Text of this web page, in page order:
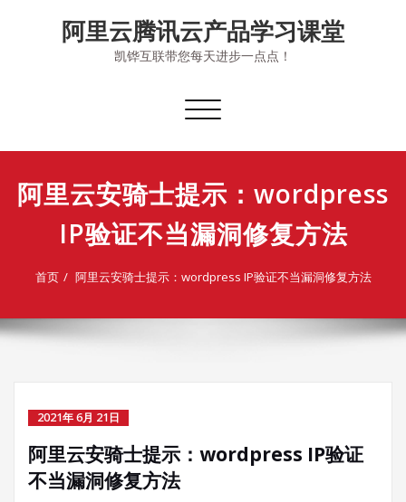
阿里云腾讯云产品学习课堂
凯铧互联带您每天进步一点点！
切
导
阿里云安骑士提示：wordpress
IP验证不当漏洞修复方法
首页 阿里云安骑士提示：wordpress IP验证不当漏洞修复方法
2021年 6月 21日
阿里云安骑士提示：wordpress IP验证
不当漏洞修复方法